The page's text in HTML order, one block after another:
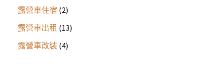
露營車住宿 (2)
露營車出租 (13)
露營車改裝 (4)